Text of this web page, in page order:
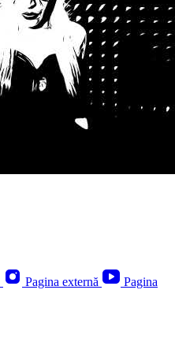
Pagina externă
Pagina